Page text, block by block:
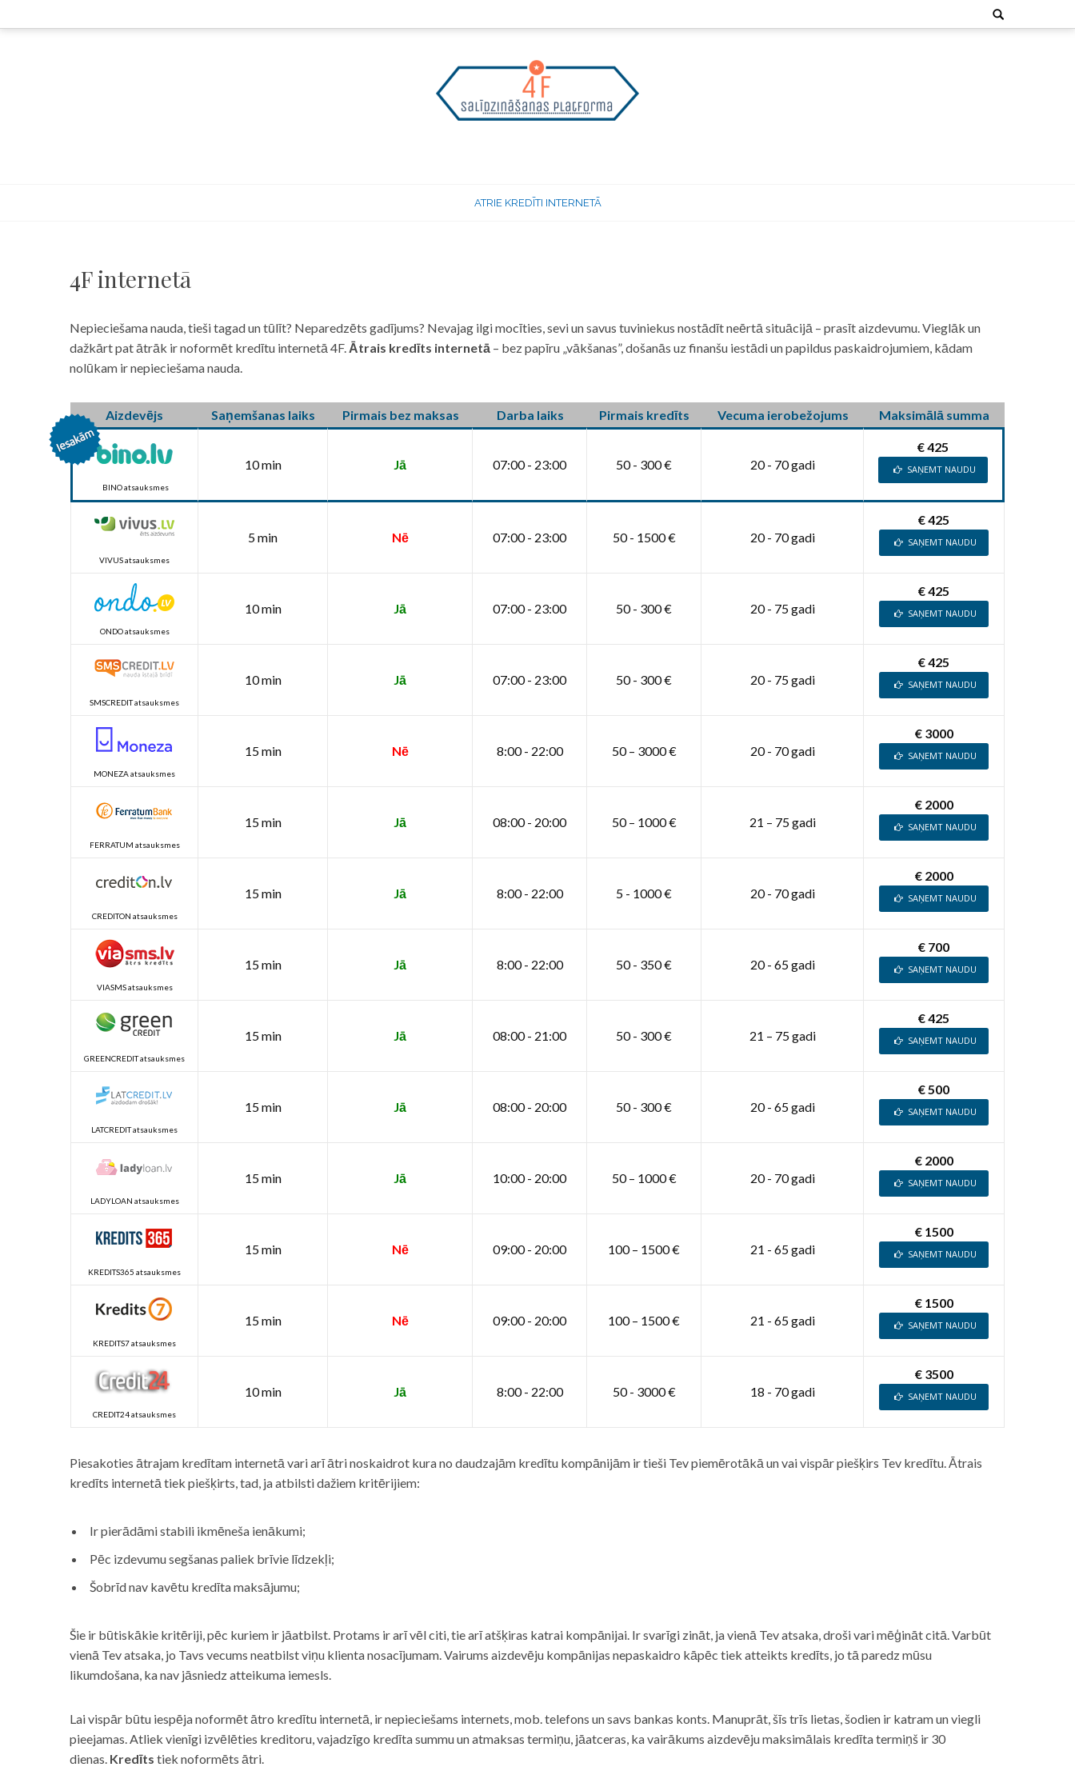
to
Search
for:
ATRIE KREDĪTI INTERNETĀ
4F internetā
Nepieciešama nauda, tieši tagad un tūlīt? Neparedzēts gadījums? Nevajag ilgi mocīties, sevi un savus tuviniekus nostādīt neērtā situācijā – prasīt aizdevumu. Vieglāk un
dažkārt pat ātrāk ir noformēt kredītu internetā 4F. Ātrais kredīts internetā – bez papīru „vākšanas”, došanās uz finanšu iestādi un papildus paskaidrojumiem, kādam
nolūkam ir nepieciešama nauda.
Aizdevējs Saņemšanas laiks Pirmais bez maksas Darba laiks Pirmais kredīts Vecuma ierobežojums Maksimālā summa
BINO atsauksmes
10 min Jā 07:00 - 23:00 50 - 300 € 20 - 70 gadi
€ 425
SAŅEMT NAUDU
VIVUS atsauksmes
5 min Nē 07:00 - 23:00 50 - 1500 € 20 - 70 gadi
€ 425
SAŅEMT NAUDU
ONDO atsauksmes
10 min Jā 07:00 - 23:00 50 - 300 € 20 - 75 gadi
€ 425
SAŅEMT NAUDU
SMSCREDIT atsauksmes
10 min Jā 07:00 - 23:00 50 - 300 € 20 - 75 gadi
€ 425
SAŅEMT NAUDU
MONEZA atsauksmes
15 min Nē 8:00 - 22:00 50 – 3000 € 20 - 70 gadi
€ 3000
SAŅEMT NAUDU
FERRATUM atsauksmes
15 min Jā 08:00 - 20:00 50 – 1000 € 21 – 75 gadi
€ 2000
SAŅEMT NAUDU
CREDITON atsauksmes
15 min Jā 8:00 - 22:00 5 - 1000 € 20 - 70 gadi
€ 2000
SAŅEMT NAUDU
VIASMS atsauksmes
15 min Jā 8:00 - 22:00 50 - 350 € 20 - 65 gadi
€ 700
SAŅEMT NAUDU
GREENCREDIT atsauksmes
15 min Jā 08:00 - 21:00 50 - 300 € 21 – 75 gadi
€ 425
SAŅEMT NAUDU
LATCREDIT atsauksmes
15 min Jā 08:00 - 20:00 50 - 300 € 20 - 65 gadi
€ 500
SAŅEMT NAUDU
LADYLOAN atsauksmes
15 min Jā 10:00 - 20:00 50 – 1000 € 20 - 70 gadi
€ 2000
SAŅEMT NAUDU
KREDITS365 atsauksmes
15 min Nē 09:00 - 20:00 100 – 1500 € 21 - 65 gadi
€ 1500
SAŅEMT NAUDU
KREDITS7 atsauksmes
15 min Nē 09:00 - 20:00 100 – 1500 € 21 - 65 gadi
€ 1500
SAŅEMT NAUDU
CREDIT24 atsauksmes
10 min Jā 8:00 - 22:00 50 - 3000 € 18 - 70 gadi
€ 3500
SAŅEMT NAUDU
Piesakoties ātrajam kredītam internetā vari arī ātri noskaidrot kura no daudzajām kredītu kompānijām ir tieši Tev piemērotākā un vai vispār piešķirs Tev kredītu. Ātrais
kredīts internetā tiek piešķirts, tad, ja atbilsti dažiem kritērijiem:
Ir pierādāmi stabili ikmēneša ienākumi;
Pēc izdevumu segšanas paliek brīvie līdzekļi;
Šobrīd nav kavētu kredīta maksājumu;
Šie ir būtiskākie kritēriji, pēc kuriem ir jāatbilst. Protams ir arī vēl citi, tie arī atšķiras katrai kompānijai. Ir svarīgi zināt, ja vienā Tev atsaka, droši vari mēģināt citā. Varbūt
vienā Tev atsaka, jo Tavs vecums neatbilst viņu klienta nosacījumam. Vairums aizdevēju kompānijas nepaskaidro kāpēc tiek atteikts kredīts, jo tā paredz mūsu
likumdošana, ka nav jāsniedz atteikuma iemesls.
Lai vispār būtu iespēja noformēt ātro kredītu internetā, ir nepieciešams internets, mob. telefons un savs bankas konts. Manuprāt, šīs trīs lietas, šodien ir katram un viegli
pieejamas. Atliek vienīgi izvēlēties kreditoru, vajadzīgo kredīta summu un atmaksas termiņu, jāatceras, ka vairākums aizdevēju maksimālais kredīta termiņš ir 30
dienas. Kredīts tiek noformēts ātri.